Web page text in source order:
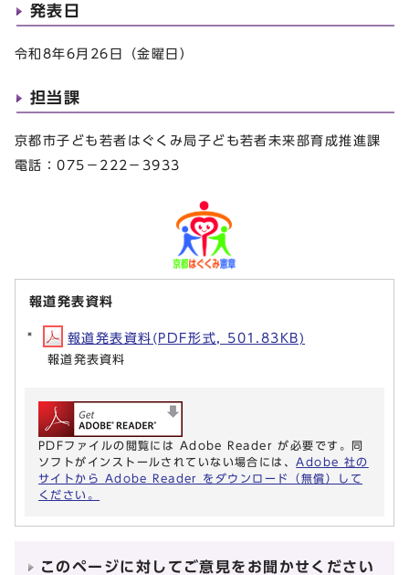
発表日
令和8年6月26日（金曜日）
担当課
京都市子ども若者はぐくみ局子ども若者未来部育成推進課
電話：075－222－3933
報道発表資料
報道発表資料(PDF形式, 501.83KB)
報道発表資料
PDFファイルの閲覧には Adobe Reader が必要です。同
ソフトがインストールされていない場合には、 Adobe 社の
サイトから Adobe Reader をダウンロード（無償）して
ください。
このページに対してご意見をお聞かせください